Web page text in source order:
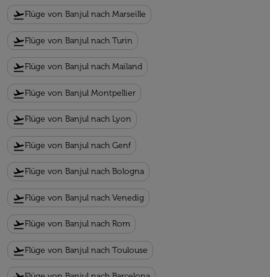
flight_takeoffFlüge von Banjul nach Marseille
flight_takeoffFlüge von Banjul nach Turin
flight_takeoffFlüge von Banjul nach Mailand
flight_takeoffFlüge von Banjul Montpellier
flight_takeoffFlüge von Banjul nach Lyon
flight_takeoffFlüge von Banjul nach Genf
flight_takeoffFlüge von Banjul nach Bologna
flight_takeoffFlüge von Banjul nach Venedig
flight_takeoffFlüge von Banjul nach Rom
flight_takeoffFlüge von Banjul nach Toulouse